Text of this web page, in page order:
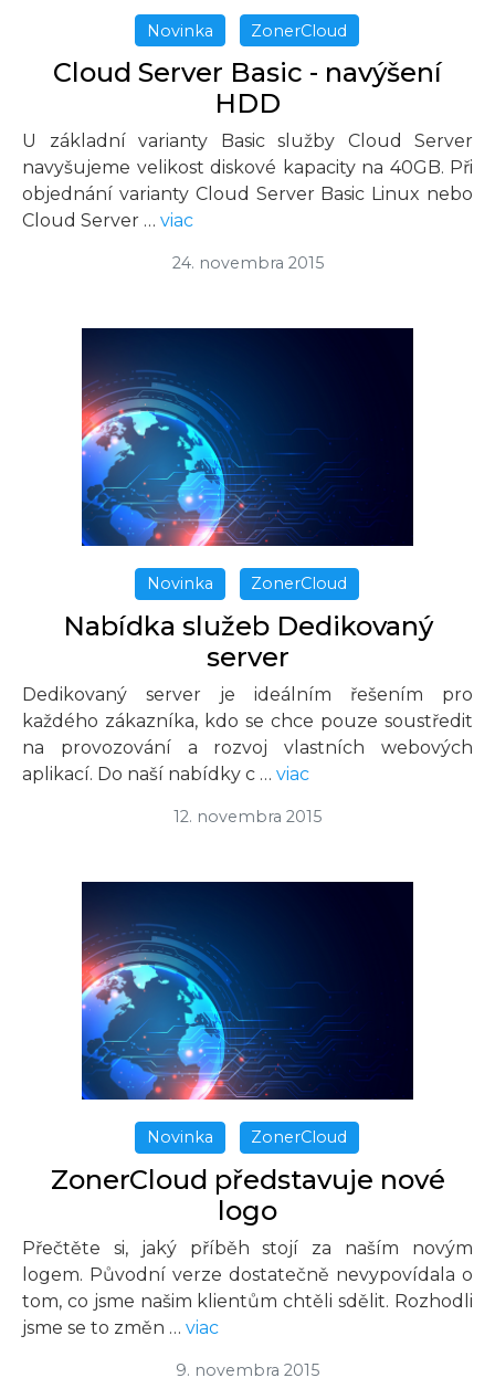
Novinka ZonerCloud
Cloud Server Basic - navýšení
HDD
U základní varianty Basic služby Cloud Server
navyšujeme velikost diskové kapacity na 40GB. Při
objednání varianty Cloud Server Basic Linux nebo
Cloud Server … viac
24. novembra 2015
Novinka ZonerCloud
Nabídka služeb Dedikovaný
server
Dedikovaný server je ideálním řešením pro
každého zákazníka, kdo se chce pouze soustředit
na provozování a rozvoj vlastních webových
aplikací. Do naší nabídky c … viac
12. novembra 2015
Novinka ZonerCloud
ZonerCloud představuje nové
logo
Přečtěte si, jaký příběh stojí za naším novým
logem. Původní verze dostatečně nevypovídala o
tom, co jsme našim klientům chtěli sdělit. Rozhodli
jsme se to změn … viac
9. novembra 2015